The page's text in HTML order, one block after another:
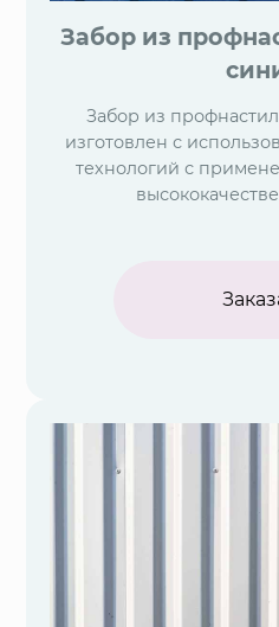
Забор из
Забор из
изготовлен с
технологий с